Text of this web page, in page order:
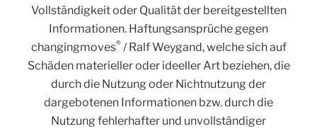
Vollständigkeit oder Qualität der bereitgestellten
Informationen. Haftungsansprüche gegen
changingmoves® / Ralf Weygand, welche sich auf
Schäden materieller oder ideeller Art beziehen, die
durch die Nutzung oder Nichtnutzung der
dargebotenen Informationen bzw. durch die
Nutzung fehlerhafter und unvollständiger